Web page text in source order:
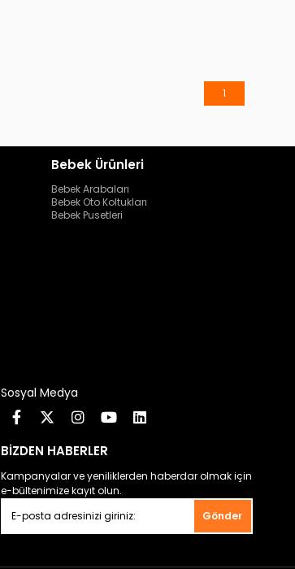
1
Bebek Ürünleri
Bebek Arabaları
Bebek Oto Koltukları
Bebek Pusetleri
Sosyal Medya
BİZDEN HABERLER
Kampanyalar ve yeniliklerden haberdar olmak için
e-bültenimize kayıt olun.
Gönder